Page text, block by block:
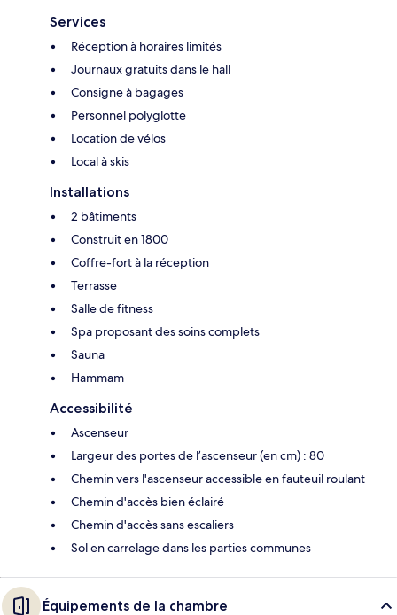
Services
Réception à horaires limités
Journaux gratuits dans le hall
Consigne à bagages
Personnel polyglotte
Location de vélos
Local à skis
Installations
2 bâtiments
Construit en 1800
Coffre-fort à la réception
Terrasse
Salle de fitness
Spa proposant des soins complets
Sauna
Hammam
Accessibilité
Ascenseur
Largeur des portes de l’ascenseur (en cm) : 80
Chemin vers l'ascenseur accessible en fauteuil roulant
Chemin d'accès bien éclairé
Chemin d'accès sans escaliers
Sol en carrelage dans les parties communes
Équipements de la chambre